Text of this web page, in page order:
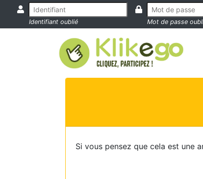
Identifiant oublié Mot de passe
Si vous pensez que cela est une